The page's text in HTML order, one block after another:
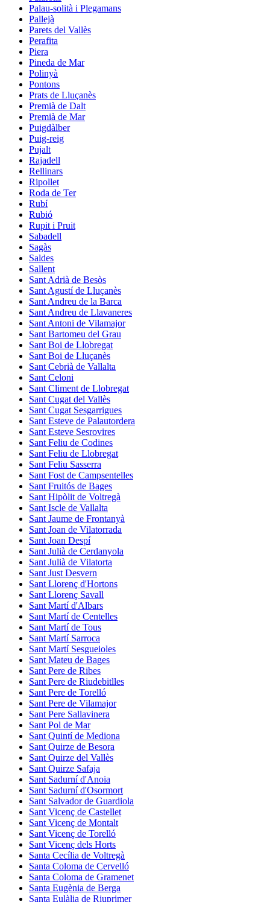
Palau-solità i Plegamans
Pallejà
Parets del Vallès
Perafita
Piera
Pineda de Mar
Polinyà
Pontons
Prats de Lluçanès
Premià de Dalt
Premià de Mar
Puigdàlber
Puig-reig
Pujalt
Rajadell
Rellinars
Ripollet
Roda de Ter
Rubí
Rubió
Rupit i Pruit
Sabadell
Sagàs
Saldes
Sallent
Sant Adrià de Besòs
Sant Agustí de Lluçanès
Sant Andreu de la Barca
Sant Andreu de Llavaneres
Sant Antoni de Vilamajor
Sant Bartomeu del Grau
Sant Boi de Llobregat
Sant Boi de Lluçanès
Sant Cebrià de Vallalta
Sant Celoni
Sant Climent de Llobregat
Sant Cugat del Vallès
Sant Cugat Sesgarrigues
Sant Esteve de Palautordera
Sant Esteve Sesrovires
Sant Feliu de Codines
Sant Feliu de Llobregat
Sant Feliu Sasserra
Sant Fost de Campsentelles
Sant Fruitós de Bages
Sant Hipòlit de Voltregà
Sant Iscle de Vallalta
Sant Jaume de Frontanyà
Sant Joan de Vilatorrada
Sant Joan Despí
Sant Julià de Cerdanyola
Sant Julià de Vilatorta
Sant Just Desvern
Sant Llorenç d'Hortons
Sant Llorenç Savall
Sant Martí d'Albars
Sant Martí de Centelles
Sant Martí de Tous
Sant Martí Sarroca
Sant Martí Sesgueioles
Sant Mateu de Bages
Sant Pere de Ribes
Sant Pere de Riudebitlles
Sant Pere de Torelló
Sant Pere de Vilamajor
Sant Pere Sallavinera
Sant Pol de Mar
Sant Quintí de Mediona
Sant Quirze de Besora
Sant Quirze del Vallès
Sant Quirze Safaja
Sant Sadurní d'Anoia
Sant Sadurní d'Osormort
Sant Salvador de Guardiola
Sant Vicenç de Castellet
Sant Vicenç de Montalt
Sant Vicenç de Torelló
Sant Vicenç dels Horts
Santa Cecília de Voltregà
Santa Coloma de Cervelló
Santa Coloma de Gramenet
Santa Eugènia de Berga
Santa Eulàlia de Riuprimer